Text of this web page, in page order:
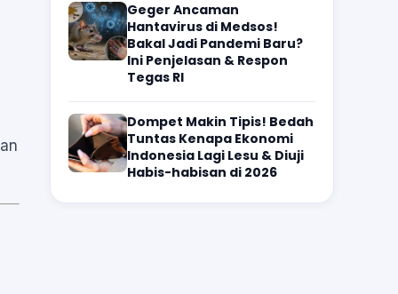
Geger Ancaman
Hantavirus di Medsos!
Bakal Jadi Pandemi Baru?
Ini Penjelasan & Respon
Tegas RI
Dompet Makin Tipis! Bedah
Tuntas Kenapa Ekonomi
Indonesia Lagi Lesu & Diuji
Habis-habisan di 2026